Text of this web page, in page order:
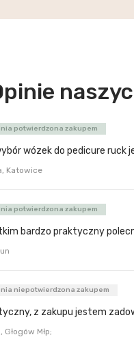
potwierdzona zakupem
wózek do pedicure ruck
Katowice
potwierdzona zakupem
bardzo praktyczny
niepotwierdzona zakupem
z zakupu jestem
Młp;